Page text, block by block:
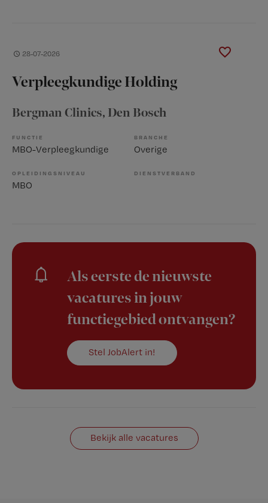
28-07-2026
Verpleegkundige Holding
Bergman Clinics, Den Bosch
FUNCTIE
MBO-Verpleegkundige
BRANCHE
Overige
OPLEIDINGSNIVEAU
MBO
DIENSTVERBAND
Als eerste de nieuwste
vacatures in jouw
functiegebied ontvangen?
Stel JobAlert in!
Bekijk alle vacatures